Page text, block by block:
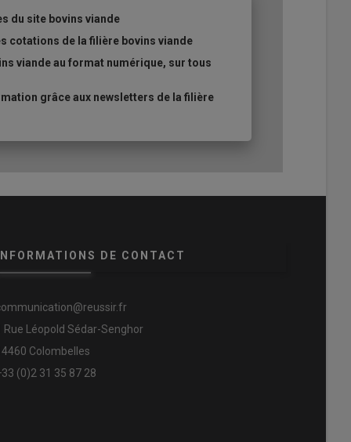
du site bovins viande
cotations de la filière bovins viande
viande au format numérique, sur tous
grâce aux newsletters de la filière
INFORMATIONS DE CONTACT
Rue Léopold Sédar-Senghor
Colombelles
(0)2 31 35 87 28